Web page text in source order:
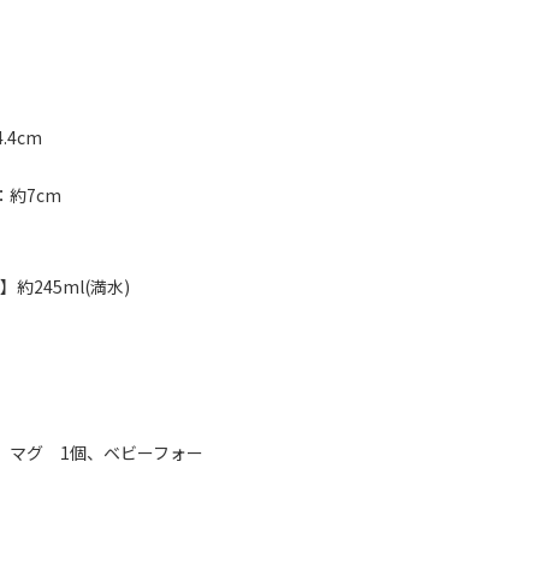
約7cm
約245ml(満水)
グ 1個、ベビーフォー